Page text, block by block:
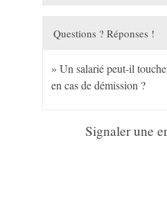
Questions ? Réponses !
Un salarié peut-il
en cas de démission ?
Signaler une